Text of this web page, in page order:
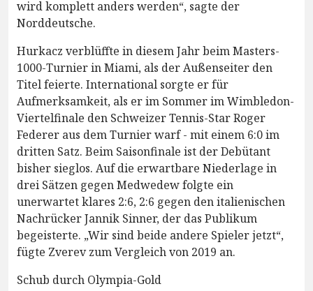
wird komplett anders werden“, sagte der
Norddeutsche.
Hurkacz verblüffte in diesem Jahr beim Masters-
1000-Turnier in Miami, als der Außenseiter den
Titel feierte. International sorgte er für
Aufmerksamkeit, als er im Sommer im Wimbledon-
Viertelfinale den Schweizer Tennis-Star Roger
Federer aus dem Turnier warf - mit einem 6:0 im
dritten Satz. Beim Saisonfinale ist der Debütant
bisher sieglos. Auf die erwartbare Niederlage in
drei Sätzen gegen Medwedew folgte ein
unerwartet klares 2:6, 2:6 gegen den italienischen
Nachrücker Jannik Sinner, der das Publikum
begeisterte. „Wir sind beide andere Spieler jetzt“,
fügte Zverev zum Vergleich von 2019 an.
Schub durch Olympia-Gold